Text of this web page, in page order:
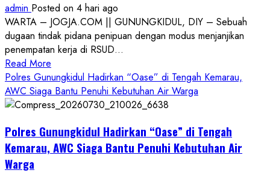
admin Posted on 4 hari ago
WARTA – JOGJA.COM || GUNUNGKIDUL, DIY – Sebuah
dugaan tindak pidana penipuan dengan modus menjanjikan
penempatan kerja di RSUD...
Read More
more
about
Dugaan
Masuk
Kerja
Polres Gunungkidul Hadirkan “Oase” di Tengah Kemarau,
AWC Siaga Bantu Penuhi Kebutuhan Air Warga
Polres Gunungkidul Hadirkan “Oase” di Tengah
Kemarau, AWC Siaga Bantu Penuhi Kebutuhan Air
Warga